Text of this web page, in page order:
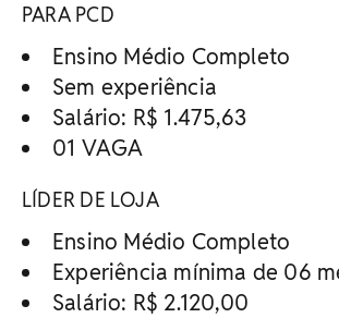
PARA PCD
Ensino Médio Completo
Sem experiência
Salário: R$ 1.475,63
01 VAGA
LÍDER DE LOJA
Ensino Médio Completo
Experiência mínima de 06
Salário: R$ 2.120,00